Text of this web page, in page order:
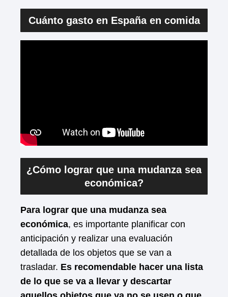
Cuánto gasto en España en comida
¿Cómo lograr que una mudanza sea
económica?
Para lograr que una mudanza sea
económica, es importante planificar con
anticipación y realizar una evaluación
detallada de los objetos que se van a
trasladar. Es recomendable hacer una lista
de lo que se va a llevar y descartar